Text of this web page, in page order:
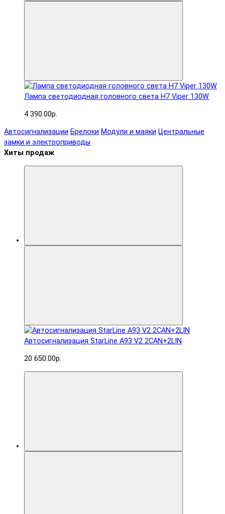
Лампа светодиодная головного света H7 Viper 130W
4 390.00р.
Автосигнализации Брелоки Модули и маяки Центральные
замки и электроприводы
Хиты продаж
Автосигнализация StarLine A93 V2 2CAN+2LIN
20 650.00р.